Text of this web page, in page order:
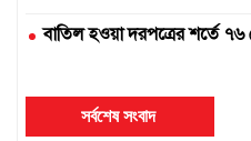
বাতিল হওয়া দরপত্রের শর্তে
দুই সার কারখানা বন্ধ, আরেকটি
সর্বশেষ সংবাদ